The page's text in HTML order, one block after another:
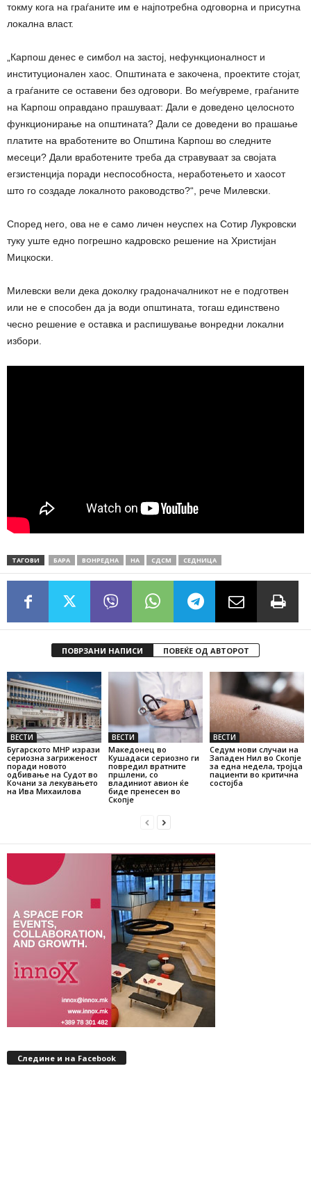
токму кога на граѓаните им е најпотребна одговорна и присутна
локална власт.
„Карпош денес е симбол на застој, нефункционалност и
институционален хаос. Општината е закочена, проектите стојат,
а граѓаните се оставени без одговори. Во меѓувреме, граѓаните
на Карпош оправдано прашуваат: Дали е доведено целосното
функционирање на општината? Дали се доведени во прашање
платите на вработените во Општина Карпош во следните
месеци? Дали вработените треба да стравуваат за својата
егзистенција поради неспособноста, неработењето и хаосот
што го создаде локалното раководство?“, рече Милевски.
Според него, ова не е само личен неуспех на Сотир Лукровски
туку уште едно погрешно кадровско решение на Христијан
Мицкоски.
Милевски вели дека доколку градоначалникот не е подготвен
или не е способен да ја води општината, тогаш единствено
чесно решение е оставка и распишување вонредни локални
избори.
ТАГОВИ БАРА ВОНРЕДНА НА СДСМ СЕДНИЦА
ПОВРЗАНИ НАПИСИ ПОВЕЌЕ ОД АВТОРОТ
ВЕСТИ
Бугарското МНР изрази
сериозна загриженост
поради новото
одбивање на Судот во
Кочани за лекувањето
на Ива Михаилова
ВЕСТИ
Македонец во
Кушадаси сериозно ги
повредил вратните
пршлени, со
владиниот авион ќе
биде пренесен во
Скопје
ВЕСТИ
Седум нови случаи на
Западен Нил во Скопје
за една недела, тројца
пациенти во критична
состојба
Следине и на Facebook